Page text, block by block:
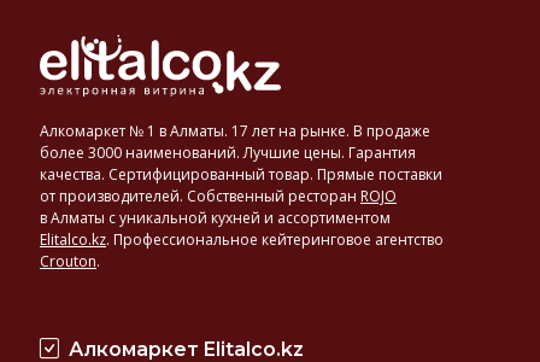
Алкомаркет № 1 в Алматы. 17 лет на рынке. В продаже
более 3000 наименований. Лучшие цены. Гарантия
качества. Сертифицированный товар. Прямые поставки
от производителей. Собственный ресторан ROJO
в Алматы с уникальной кухней и ассортиментом
Elitalco.kz. Профессиональное кейтеринговое агентство
Crouton.
Алкомаркет Elitalco.kz